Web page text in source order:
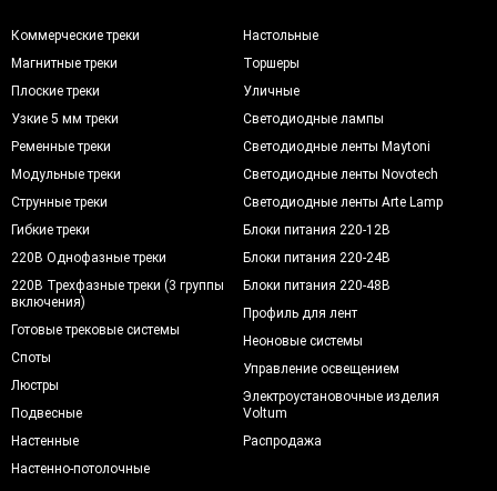
Коммерческие треки
Магнитные треки
Плоские треки
Узкие 5 мм треки
Ременные треки
Модульные треки
Струнные треки
Гибкие треки
220В Однофазные треки
220В Трехфазные треки (3 группы
включения)
Готовые трековые системы
Споты
Люстры
Подвесные
Настенные
Настенно-потолочные
Настольные
Торшеры
Уличные
Светодиодные лампы
Светодиодные ленты Maytoni
Светодиодные ленты Novotech
Светодиодные ленты Arte Lamp
Блоки питания 220-12В
Блоки питания 220-24В
Блоки питания 220-48В
Профиль для лент
Неоновые системы
Управление освещением
Электроустановочные изделия
Voltum
Распродажа